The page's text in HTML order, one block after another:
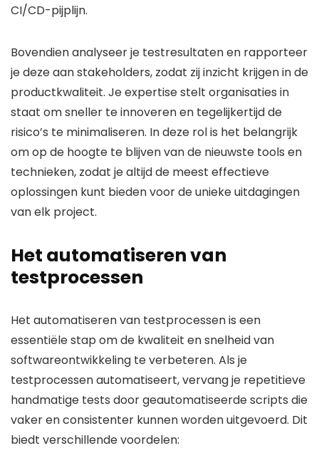
CI/CD-pijplijn.
Bovendien analyseer je testresultaten en rapporteer
je deze aan stakeholders, zodat zij inzicht krijgen in de
productkwaliteit. Je expertise stelt organisaties in
staat om sneller te innoveren en tegelijkertijd de
risico’s te minimaliseren. In deze rol is het belangrijk
om op de hoogte te blijven van de nieuwste tools en
technieken, zodat je altijd de meest effectieve
oplossingen kunt bieden voor de unieke uitdagingen
van elk project.
Het automatiseren van
testprocessen
Het automatiseren van testprocessen is een
essentiële stap om de kwaliteit en snelheid van
softwareontwikkeling te verbeteren. Als je
testprocessen automatiseert, vervang je repetitieve
handmatige tests door geautomatiseerde scripts die
vaker en consistenter kunnen worden uitgevoerd. Dit
biedt verschillende voordelen: